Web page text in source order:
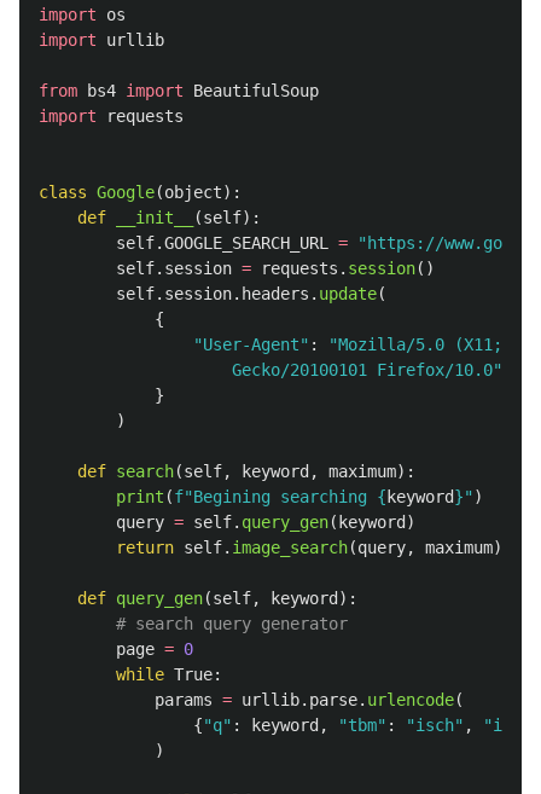
import
os
import
urllib
from bs4 import
BeautifulSoup
import
requests
class Google(object):
def
__init__ (self):
self.GOOGLE_SEARCH_URL = " https://
self. session = requests . session()
self. session. headers . update(
{
"User-Agent" : "Mozilla/5.0 (X11;
                    Gecko/20100101 Firefox/10.0
"
}
)
def search(self, keyword , maximum):
print (f"Begining searching { keyword}" )
query = self. query_gen( keyword )
return self. image_search(query, maximum)
def query_gen(self, keyword ):
page = 0
while True:
params = urllib. parse. urlencode(
{"q" : keyword , "tbm" : "isch" , "ijn
)